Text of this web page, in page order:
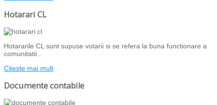
Hotarari CL
Hotararile CL sunt supuse votarii si se refera la buna functionare a
comunitatii...
Citeste mai mult
Documente contabile